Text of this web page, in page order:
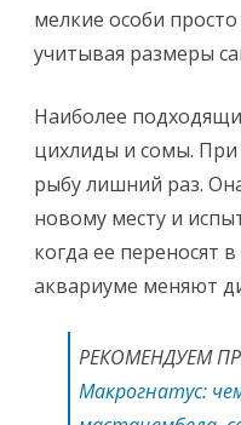
мелкие особи
учитывая размеры
Наиболее
цихлиды и сомы.
рыбу лишний раз.
новому месту и
когда ее переносят
аквариуме меняют
РЕКОМЕНДУЕМ
Макрогнатус: